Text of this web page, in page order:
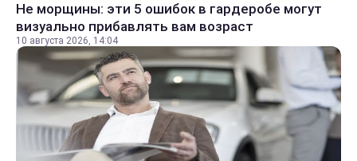
Не морщины: эти 5 ошибок в гардеробе могут
визуально прибавлять вам возраст
10 августа 2026, 14:04